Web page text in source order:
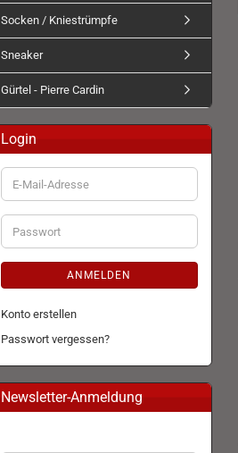
Socken / Kniestrümpfe
Sneaker
Gürtel - Pierre Cardin
Login
E-
Mail-
Adresse
Passwort
ANMELDEN
Konto erstellen
Passwort vergessen?
Newsletter-Anmeldung